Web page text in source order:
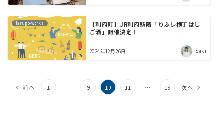
larugo-works
【利府町】JR利府駅隣「りふレ横丁はし
ご酒」開催決定！
2024年12月26日 Saki
前へ 1 … 9 10 11 … 19 次へ